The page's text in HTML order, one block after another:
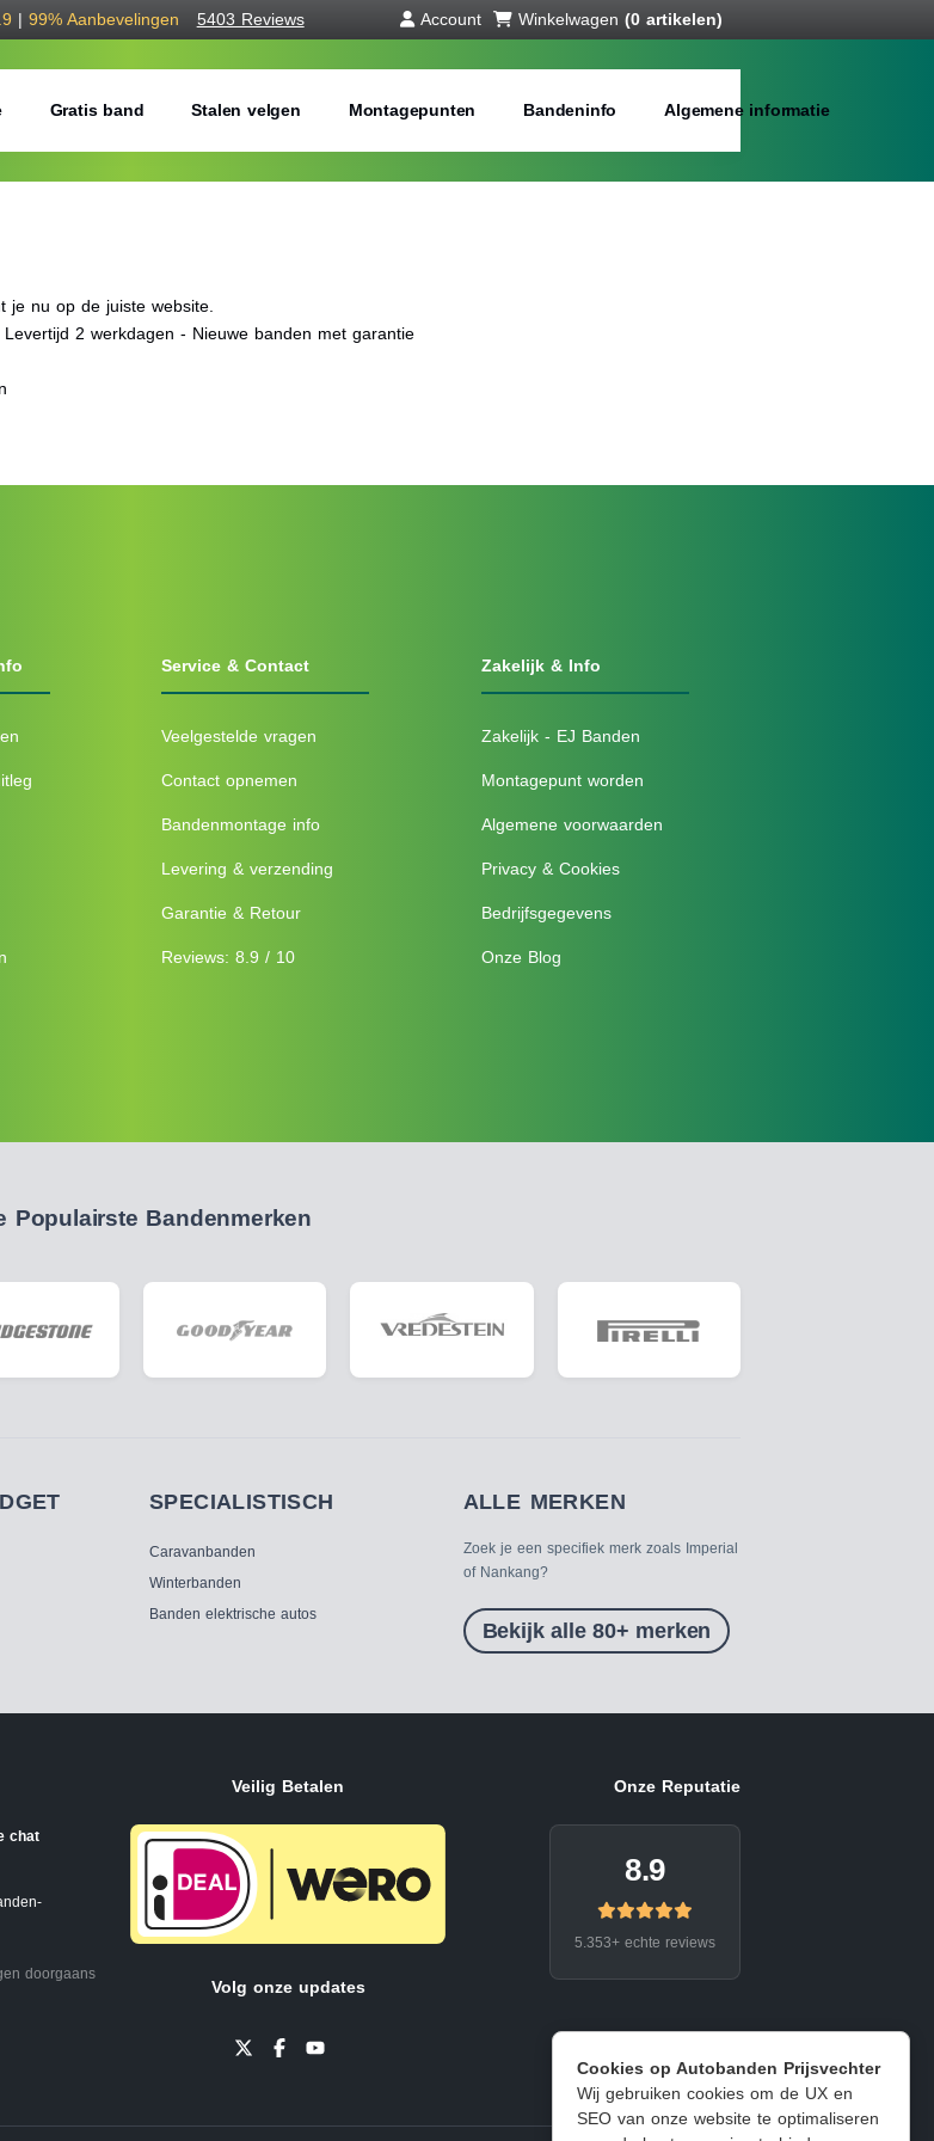
Cookies op Autobanden Prijsvechter
Wij gebruiken cookies om de UX en
SEO van onze website te optimaliseren
| 99% Aanbevelingen 5403 Reviews Account Winkelwagen (0 artikelen)
Gratis band Stalen velgen Montagepunten Bandeninfo Algemene informatie
je nu op de juiste website.
2 werkdagen - Nieuwe banden met garantie
Service & Contact
Veelgestelde vragen
Contact opnemen
Bandenmontage info
Levering & verzending
Garantie & Retour
Reviews: 8.9 / 10
Zakelijk & Info
Zakelijk - EJ Banden
Montagepunt worden
Algemene voorwaarden
Privacy & Cookies
Bedrijfsgegevens
Onze Blog
Populairste Bandenmerken
SPECIALISTISCH
Caravanbanden
Winterbanden
Banden elektrische autos
ALLE MERKEN
Zoek je een specifiek merk zoals Imperial
of Nankang?
Bekijk alle 80+ merken
chat
doorgaans
Veilig Betalen
Volg onze updates
Onze Reputatie
8.9
5.353+ echte reviews